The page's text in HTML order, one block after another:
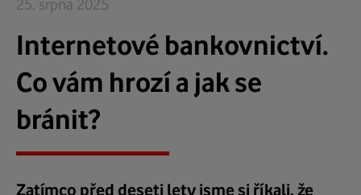
25. srpna 2025
Internetové bankovnictví.
Co vám hrozí a jak se
bránit?
Zatímco před deseti lety jsme si říkali, že